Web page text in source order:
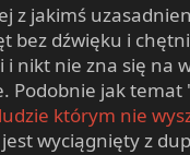
z jakimś
bez dźwięku i
i nikt nie zna się
Podobnie jak temat
którym nie
wyciągnięty z